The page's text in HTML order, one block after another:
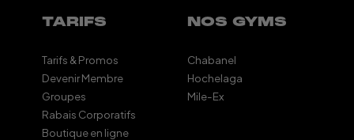
TARIFS
Tarifs & Promos
Devenir Membre
Groupes
Rabais Corporatifs
Boutique en ligne
NOS GYMS
Chabanel
Hochelaga
Mile-Ex